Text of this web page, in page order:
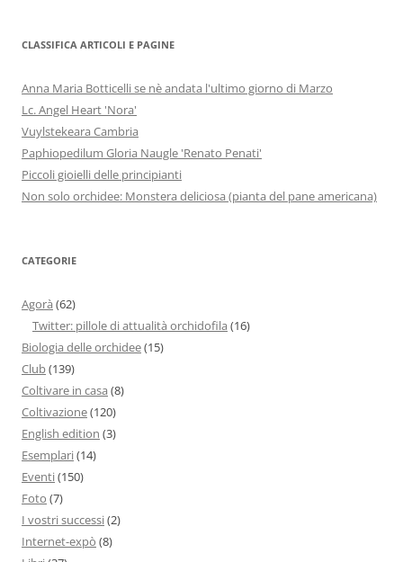
CLASSIFICA ARTICOLI E PAGINE
Anna Maria Botticelli se nè andata l'ultimo giorno di Marzo
Lc. Angel Heart 'Nora'
Vuylstekeara Cambria
Paphiopedilum Gloria Naugle 'Renato Penati'
Piccoli gioielli delle principianti
Non solo orchidee: Monstera deliciosa (pianta del pane americana)
CATEGORIE
Agorà (62)
Twitter: pillole di attualità orchidofila (16)
Biologia delle orchidee(15)
Club(139)
Coltivare in casa (8)
Coltivazione(120)
English edition (3)
Esemplari(14)
Eventi(150)
Foto (7)
I vostri successi(2)
Internet-expò (8)